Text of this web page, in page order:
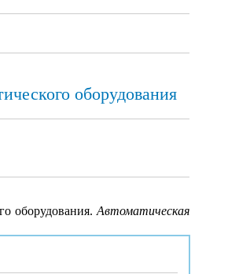
оборудования
оборудования.Автоматическая